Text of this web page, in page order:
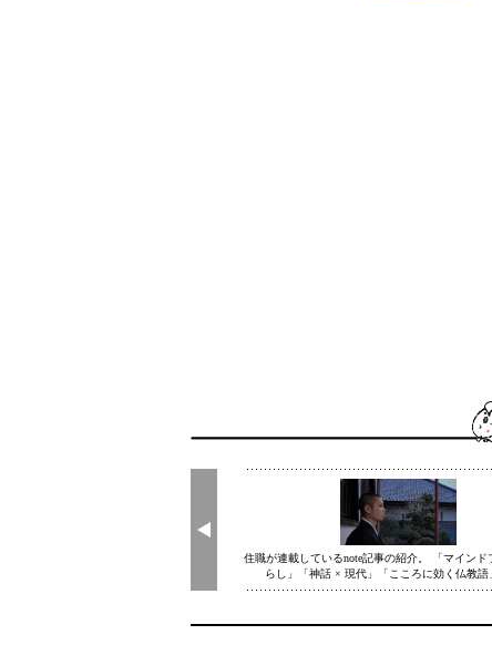
住職が連載しているnote記事の紹介。 「マインド
らし」「神話 × 現代」「こころに効く仏教語